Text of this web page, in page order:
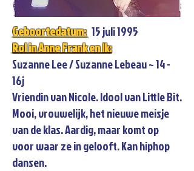
Geboortedatum: 15 juli 1995
Rol in Anne Frank en Ik:
Suzanne Lee / Suzanne Lebeau ~ 14 -
16j
Vriendin van Nicole. Idool van Little Bit.
Mooi, vrouwelijk, het nieuwe meisje
van de klas. Aardig, maar komt op
voor waar ze in gelooft. Kan hiphop
dansen.